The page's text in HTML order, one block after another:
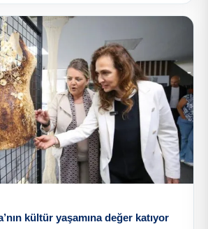
kültür yaşamına değer katıyor